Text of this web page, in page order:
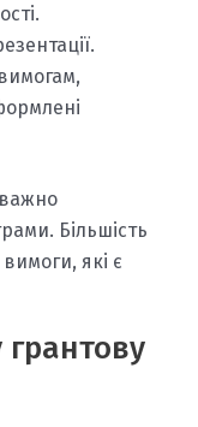
Більшість
які є
грантову